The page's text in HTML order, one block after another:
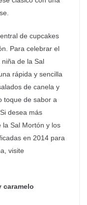
de cupcakes
Para celebrar el
de la Sal
rápida y sencilla
de canela y
toque de sabor a
desea más
la Sal Mortón y los
en 2014 para
visite
caramelo